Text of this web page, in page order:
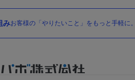
みお客様の「やりたいこと」をもっと手軽に